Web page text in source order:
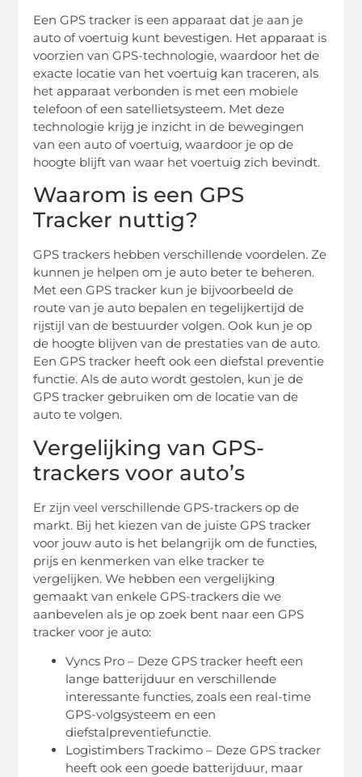
Een GPS tracker is een apparaat dat je aan je
auto of voertuig kunt bevestigen. Het apparaat is
voorzien van GPS-technologie, waardoor het de
exacte locatie van het voertuig kan traceren, als
het apparaat verbonden is met een mobiele
telefoon of een satellietsysteem. Met deze
technologie krijg je inzicht in de bewegingen
van een auto of voertuig, waardoor je op de
hoogte blijft van waar het voertuig zich bevindt.
Waarom is een GPS
Tracker nuttig?
GPS trackers hebben verschillende voordelen. Ze
kunnen je helpen om je auto beter te beheren.
Met een GPS tracker kun je bijvoorbeeld de
route van je auto bepalen en tegelijkertijd de
rijstijl van de bestuurder volgen. Ook kun je op
de hoogte blijven van de prestaties van de auto.
Een GPS tracker heeft ook een diefstal preventie
functie. Als de auto wordt gestolen, kun je de
GPS tracker gebruiken om de locatie van de
auto te volgen.
Vergelijking van GPS-
trackers voor auto’s
Er zijn veel verschillende GPS-trackers op de
markt. Bij het kiezen van de juiste GPS tracker
voor jouw auto is het belangrijk om de functies,
prijs en kenmerken van elke tracker te
vergelijken. We hebben een vergelijking
gemaakt van enkele GPS-trackers die we
aanbevelen als je op zoek bent naar een GPS
tracker voor je auto:
Vyncs Pro – Deze GPS tracker heeft een
lange batterijduur en verschillende
interessante functies, zoals een real-time
GPS-volgsysteem en een
diefstalpreventiefunctie.
Logistimbers Trackimo – Deze GPS tracker
heeft ook een goede batterijduur, maar